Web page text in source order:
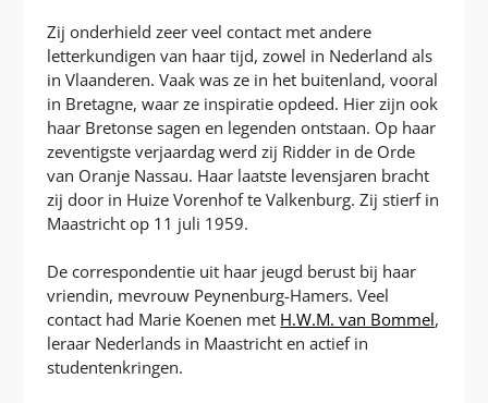
Zij onderhield zeer veel contact met andere
letterkundigen van haar tijd, zowel in Nederland als
in Vlaanderen. Vaak was ze in het buitenland, vooral
in Bretagne, waar ze inspiratie opdeed. Hier zijn ook
haar Bretonse sagen en legenden ontstaan. Op haar
zeventigste verjaardag werd zij Ridder in de Orde
van Oranje Nassau. Haar laatste levensjaren bracht
zij door in Huize Vorenhof te Valkenburg. Zij stierf in
Maastricht op 11 juli 1959.
De correspondentie uit haar jeugd berust bij haar
vriendin, mevrouw Peynenburg-Hamers. Veel
contact had Marie Koenen met H.W.M. van Bommel,
leraar Nederlands in Maastricht en actief in
studentenkringen.